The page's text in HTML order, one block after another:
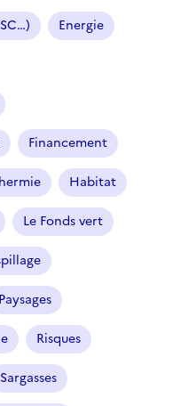
Energie
Financement
Habitat
Le Fonds vert
Paysages
Risques
Sargasses